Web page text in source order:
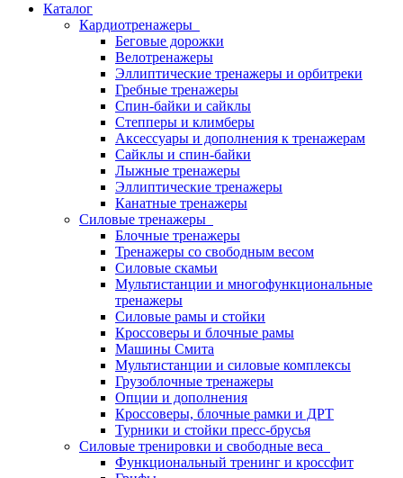
Каталог
Кардиотренажеры
Беговые дорожки
Велотренажеры
Эллиптические тренажеры и орбитреки
Гребные тренажеры
Спин-байки и сайклы
Степперы и климберы
Аксессуары и дополнения к тренажерам
Сайклы и спин-байки
Лыжные тренажеры
Эллиптические тренажеры
Канатные тренажеры
Силовые тренажеры
Блочные тренажеры
Тренажеры со свободным весом
Силовые скамьи
Мультистанции и многофункциональные
тренажеры
Силовые рамы и стойки
Кроссоверы и блочные рамы
Машины Смита
Мультистанции и силовые комплексы
Грузоблочные тренажеры
Опции и дополнения
Кроссоверы, блочные рамки и ДРТ
Турники и стойки пресс-брусья
Силовые тренировки и свободные веса
Функциональный тренинг и кроссфит